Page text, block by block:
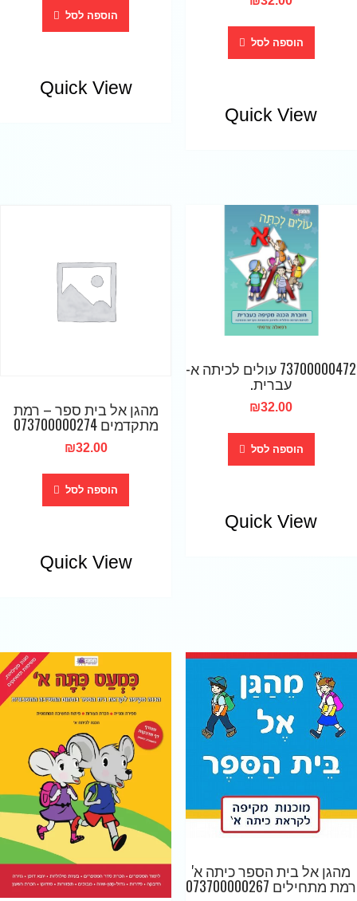
הוספה לסל
Quick View
הוספה לסל
Quick View
73700000472 עולים לכיתה א-
עברית.
₪32.00
הוספה לסל
Quick View
מהגן אל בית ספר – רמת
מתקדמים 073700000274
₪32.00
הוספה לסל
Quick View
מהגן אל בית הספר כיתה א'
רמת מתחילים 073700000267